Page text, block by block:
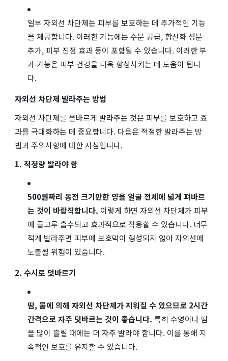
일부 자외선 차단제는 피부를 보호하는 데 추가적인 기능
을 제공합니다. 이러한 기능에는 수분 공급, 항산화 성분
추가, 피부 진정 효과 등이 포함될 수 있습니다. 이러한 부
가 기능은 피부 건강을 더욱 향상시키는 데 도움이 됩니
다.
자외선 차단제 발라주는 방법
자외선 차단제를 올바르게 발라주는 것은 피부를 보호하고 효
과를 극대화하는 데 중요합니다. 다음은 적절한 발라주는 방
법과 주의사항에 대한 지침입니다.
1. 적정량 발라야 함
500원짜리 동전 크기만한 양을 얼굴 전체에 넓게 펴바르
는 것이 바람직합니다. 이렇게 하면 자외선 차단제가 피부
에 골고루 흡수되고 효과적으로 작용할 수 있습니다. 너무
적게 발라주면 피부에 보호막이 형성되지 않아 자외선에
노출될 위험이 있습니다.
2. 수시로 덧바르기
땀, 물에 의해 자외선 차단제가 지워질 수 있으므로 2시간
간격으로 자주 덧바르는 것이 좋습니다. 특히 수영이나 땀
을 많이 흘릴 때에는 더 자주 발라야 합니다. 이를 통해 지
속적인 보호를 유지할 수 있습니다.